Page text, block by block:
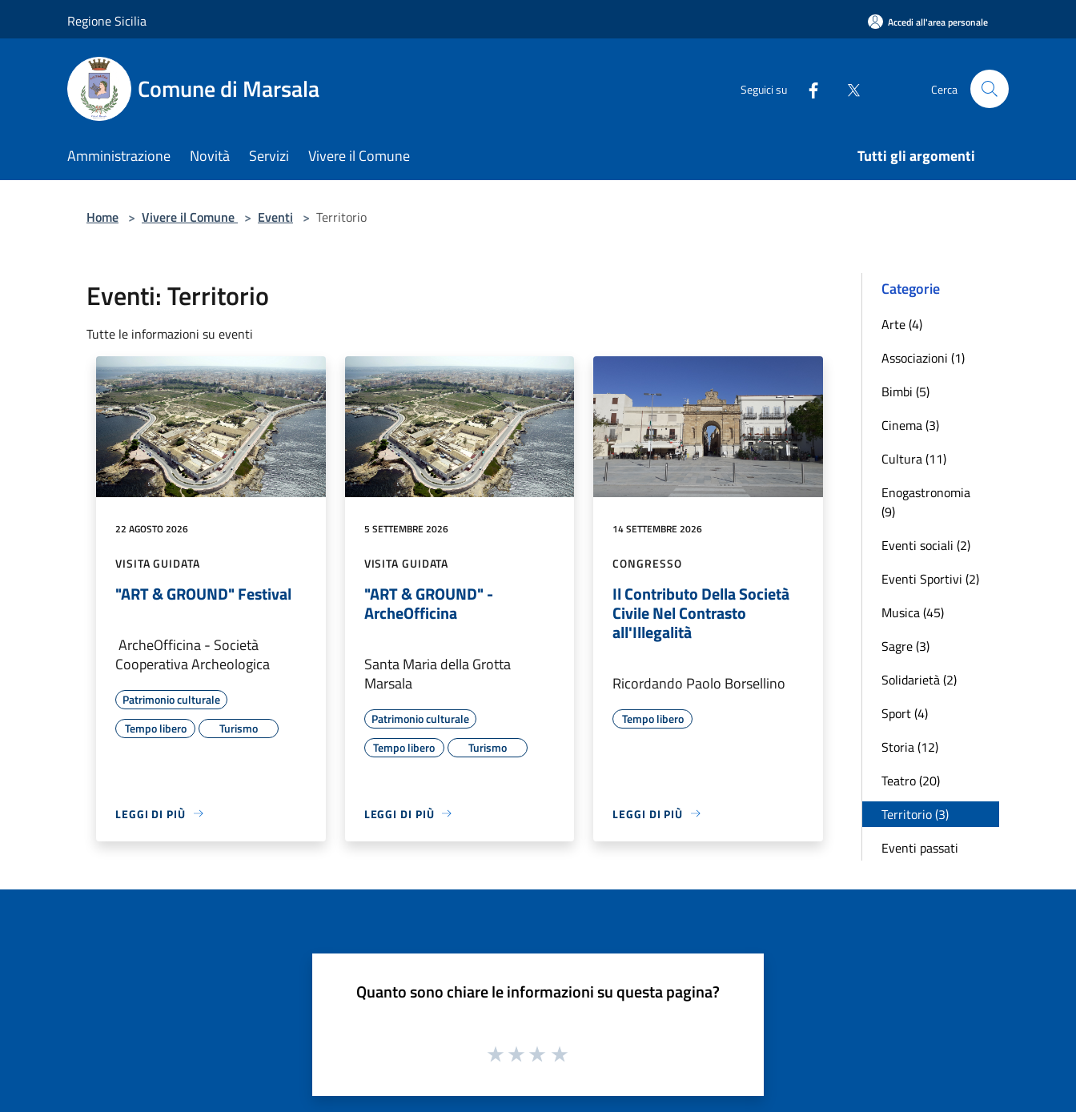
Regione Sicilia Accedi all'area personale
Comune di Marsala Seguici su Cerca
Amministrazione Novità Servizi Vivere il Comune Tutti gli argomenti
Home > Vivere il Comune > Eventi > Territorio
Eventi: Territorio
Tutte le informazioni su eventi
22 AGOSTO 2026
VISITA GUIDATA
"ART & GROUND" Festival
ArcheOfficina - Società
Cooperativa Archeologica
Patrimonio culturale
Tempo libero
Turismo
LEGGI DI PIÙ
5 SETTEMBRE 2026
VISITA GUIDATA
"ART & GROUND" -
ArcheOfficina
Santa Maria della Grotta
Marsala
Patrimonio culturale
Tempo libero
Turismo
LEGGI DI PIÙ
14 SETTEMBRE 2026
CONGRESSO
Il Contributo Della Società
Civile Nel Contrasto
all'Illegalità
Ricordando Paolo Borsellino
Tempo libero
LEGGI DI PIÙ
Categorie
Arte (4)
Associazioni (1)
Bimbi (5)
Cinema (3)
Cultura (11)
Enogastronomia
(9)
Eventi sociali (2)
Eventi Sportivi (2)
Musica (45)
Sagre (3)
Solidarietà (2)
Sport (4)
Storia (12)
Teatro (20)
Territorio (3)
Eventi passati
Quanto sono chiare le informazioni su questa pagina?